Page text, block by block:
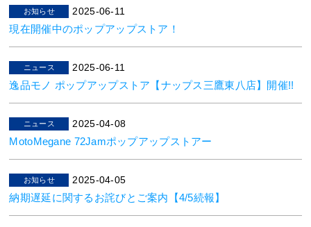
お知らせ 2025-06-11
現在開催中のポップアップストア！
ニュース 2025-06-11
逸品モノ ポップアップストア【ナップス三鷹東八店】開催!!
ニュース 2025-04-08
MotoMegane 72Jamポップアップストアー
お知らせ 2025-04-05
納期遅延に関するお詫びとご案内【4/5続報】